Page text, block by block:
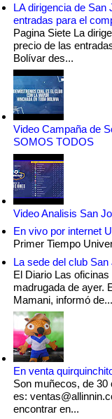
LA dirigencia de San
entradas para el
Pagina Siete La
precio de las
Bolívar des...
Video Campaña de
SOMOS TODOS
Video Analisis San
En vivo por internet
Primer Tiempo
La sede del club
El Diario Las
madrugada de ayer.
Mamani, informó de...
En venta
Son muñecos, de 30
es:
encontrar en...